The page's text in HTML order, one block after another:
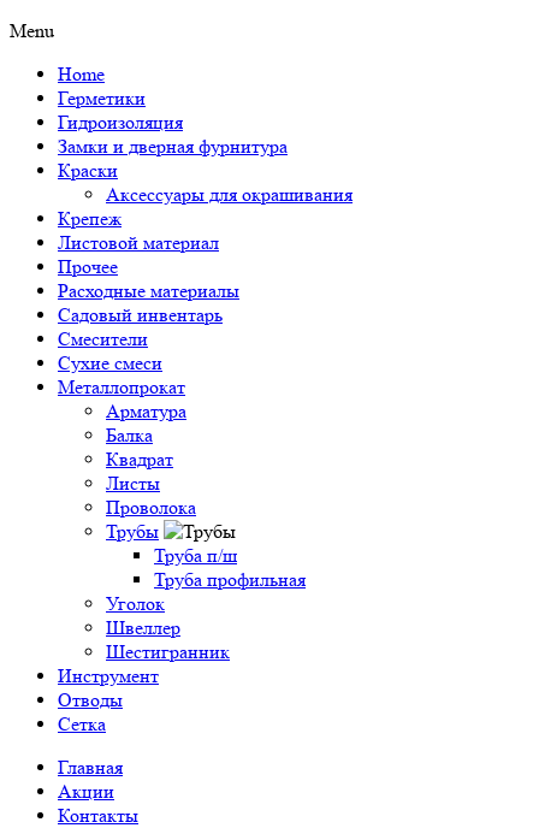
Menu
Home
Герметики
Гидроизоляция
Замки и дверная фурнитура
Краски
Аксессуары для окрашивания
Крепеж
Листовой материал
Прочее
Расходные материалы
Садовый инвентарь
Смесители
Сухие смеси
Металлопрокат
Арматура
Балка
Квадрат
Листы
Проволока
Трубы
Труба п/ш
Труба профильная
Уголок
Швеллер
Шестигранник
Инструмент
Отводы
Сетка
Главная
Акции
Контакты